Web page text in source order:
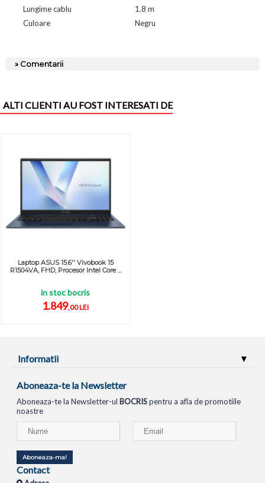
Lungime cablu
1.8 m
Culoare
Negru
» Comentarii
ALTI CLIENTI AU FOST INTERESATI DE
Laptop ASUS 15.6'' Vivobook 15
R1504VA, FHD, Procesor Intel Core ...
in stoc bocris
1.849,00 LEI
Informatii
Aboneaza-te la Newsletter
Aboneaza-te la Newsletter-ul BOCRISpentru a afla de promotiile
noastre
Aboneaza-ma!
Contact